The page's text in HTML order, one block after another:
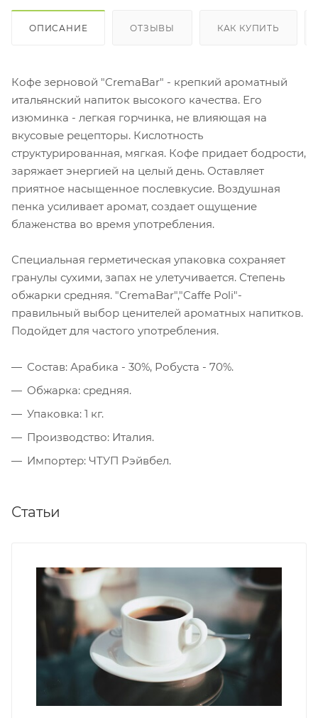
ОПИСАНИЕ ОТЗЫВЫ КАК КУПИТЬ
Кофе зерновой "CremaBar" - крепкий ароматный
итальянский напиток высокого качества. Его
изюминка - легкая горчинка, не влияющая на
вкусовые рецепторы. Кислотность
структурированная, мягкая. Кофе придает бодрости,
заряжает энергией на целый день. Оставляет
приятное насыщенное послевкусие. Воздушная
пенка усиливает аромат, создает ощущение
блаженства во время употребления.
Специальная герметическая упаковка сохраняет
гранулы сухими, запах не улетучивается. Степень
обжарки средняя. "CremaBar","Caffe Poli"-
правильный выбор ценителей ароматных напитков.
Подойдет для частого употребления.
Состав: Арабика - 30%, Робуста - 70%.
Обжарка: средняя.
Упаковка: 1 кг.
Производство: Италия.
Импортер: ЧТУП Рэйвбел.
Статьи